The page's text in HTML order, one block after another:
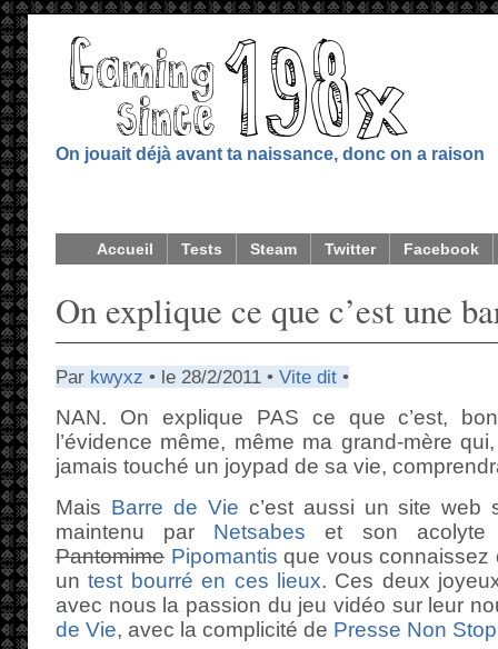
On jouait déjà avant ta naissance, donc on a raison
Accueil Tests Steam Twitter Facebook
On explique ce que c’est une
Par kwyxz • le 28/2/2011 • Vite dit •
NAN. On explique PAS ce que c’est,
l’évidence même, même ma grand-mère
jamais touché un joypad de sa vie,
Mais Barre de Vie c’est aussi un site web
maintenu par Netsabes et son acolyte
Pantomime Pipomantis que vous connaissez
untest bourré en ces lieux. Ces deux
avec nous la passion du jeu vidéo sur leur
de Vie, avec la complicité de Presse Non Stop